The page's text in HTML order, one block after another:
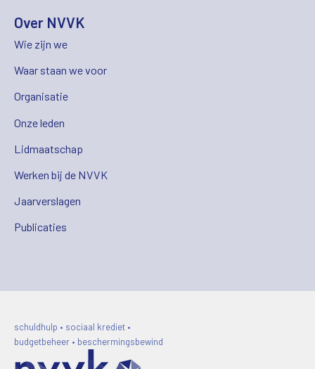
Over NVVK
Wie zijn we
Waar staan we voor
Organisatie
Onze leden
Lidmaatschap
Werken bij de NVVK
Jaarverslagen
Publicaties
schuldhulp • sociaal krediet •
budgetbeheer • beschermingsbewind